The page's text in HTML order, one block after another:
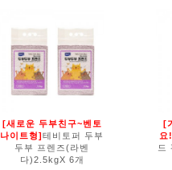
[새로운 두부친구~벤토
나이트형]테비토퍼 두부
두부 프렌즈(라벤
다)2.5kgX 6개
[
드